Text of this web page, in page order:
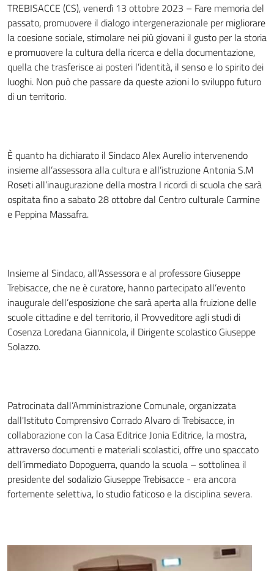
TREBISACCE (CS), venerdì 13 ottobre 2023 – Fare memoria del
passato, promuovere il dialogo intergenerazionale per migliorare
la coesione sociale, stimolare nei più giovani il gusto per la storia
e promuovere la cultura della ricerca e della documentazione,
quella che trasferisce ai posteri l’identità, il senso e lo spirito dei
luoghi. Non può che passare da queste azioni lo sviluppo futuro
di un territorio.
È quanto ha dichiarato il Sindaco Alex Aurelio intervenendo
insieme all’assessora alla cultura e all’istruzione Antonia S.M
Roseti all’inaugurazione della mostra I ricordi di scuola che sarà
ospitata fino a sabato 28 ottobre dal Centro culturale Carmine
e Peppina Massafra.
Insieme al Sindaco, all’Assessora e al professore Giuseppe
Trebisacce, che ne è curatore, hanno partecipato all’evento
inaugurale dell’esposizione che sarà aperta alla fruizione delle
scuole cittadine e del territorio, il Provveditore agli studi di
Cosenza Loredana Giannicola, il Dirigente scolastico Giuseppe
Solazzo.
Patrocinata dall’Amministrazione Comunale, organizzata
dall'Istituto Comprensivo Corrado Alvaro di Trebisacce, in
collaborazione con la Casa Editrice Jonia Editrice, la mostra,
attraverso documenti e materiali scolastici, offre uno spaccato
dell’immediato Dopoguerra, quando la scuola – sottolinea il
presidente del sodalizio Giuseppe Trebisacce - era ancora
fortemente selettiva, lo studio faticoso e la disciplina severa.